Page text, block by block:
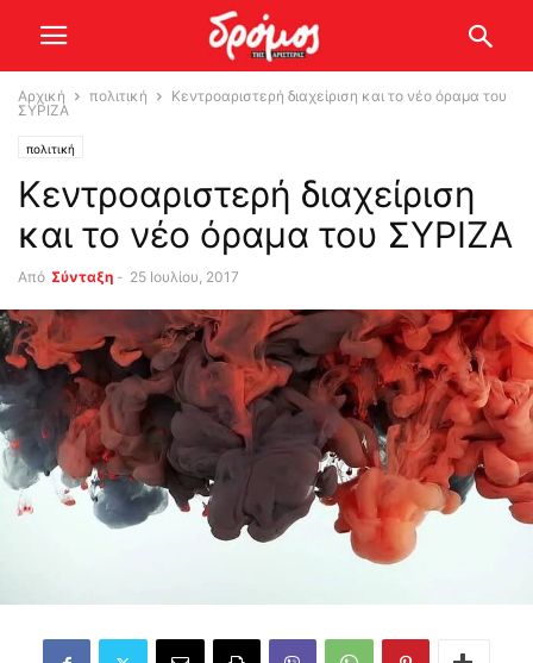
Αρχική πολιτική
Κεντροαριστερή διαχείριση και το νέο όραμα του
ΣΥΡΙΖΑ
πολιτική
Κεντροαριστερή διαχείριση
και το νέο όραμα του ΣΥΡΙΖΑ
Από Σύνταξη - 25 Ιουλίου, 2017